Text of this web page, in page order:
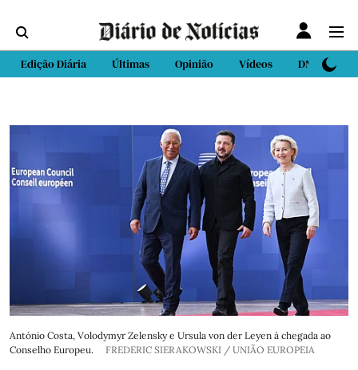
Edição Diária Últimas Opinião Vídeos DN Sport
António Costa, Volodymyr Zelensky e Ursula von der Leyen à chegada ao
Conselho Europeu.
FREDERIC SIERAKOWSKI / UNIÃO EUROPEIA